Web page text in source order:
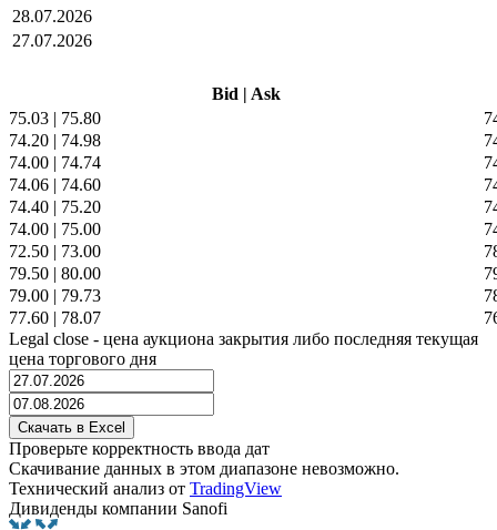
28.07.2026
27.07.2026
Bid | Ask
75.03 | 75.80
74.20 | 74.98
74.00 | 74.74
74.06 | 74.60
74.40 | 75.20
74.00 | 75.00
72.50 | 73.00
79.50 | 80.00
79.00 | 79.73
77.60 | 78.07
Legal close - цена аукциона закрытия либо последняя текущая
цена торгового дня
Проверьте корректность ввода дат
Скачивание данных в этом диапазоне невозможно.
Технический анализ от TradingView
Дивиденды компании Sanofi